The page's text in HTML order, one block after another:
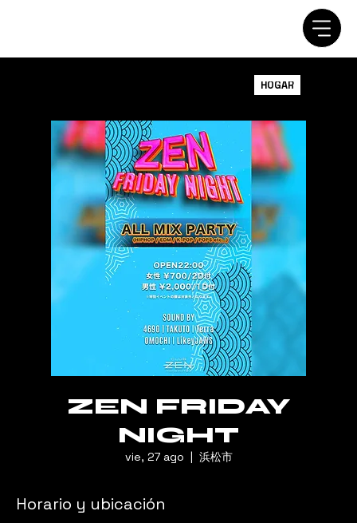
HOGAR
ZEN FRIDAY
NIGHT
vie, 27 ago
  |
浜松市
Horario y ubicación